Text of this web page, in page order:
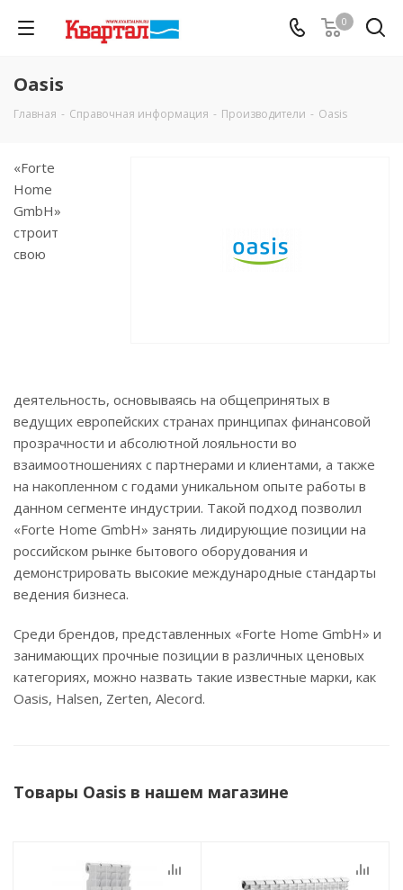
0
Oasis
Главная - Справочная информация - Производители - Oasis
«Forte
Home
GmbH»
строит
свою
деятельность, основываясь на общепринятых в
ведущих европейских странах принципах финансовой
прозрачности и абсолютной лояльности во
взаимоотношениях с партнерами и клиентами, а также
на накопленном с годами уникальном опыте работы в
данном сегменте индустрии. Такой подход позволил
«Forte Home GmbH» занять лидирующие позиции на
российском рынке бытового оборудования и
демонстрировать высокие международные стандарты
ведения бизнеса.
Среди брендов, представленных «Forte Home GmbH» и
занимающих прочные позиции в различных ценовых
категориях, можно назвать такие известные марки, как
Oasis, Halsen, Zerten, Alecord.
Товары Oasis в нашем магазине